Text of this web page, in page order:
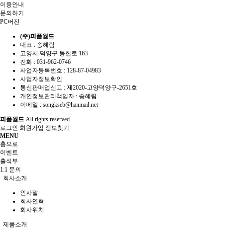
이용안내
문의하기
PC버전
(주)피플월드
대표 : 송혜림
고양시 덕양구 동헌로 163
전화 : 031-962-0746
사업자등록번호 : 128-87-04983
사업자정보확인
통신판매업신고 : 제2020-고양덕양구-2651호
개인정보관리책임자 : 송혜림
이메일 : songkseb@hanmail.net
피플월드 All rights reserved.
로그인 회원가입 정보찾기
MENU
홈으로
이벤트
출석부
1:1 문의
회사소개
인사말
회사연혁
회사위치
제품소개